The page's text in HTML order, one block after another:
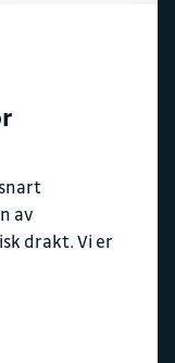
av
drakt. Vi er